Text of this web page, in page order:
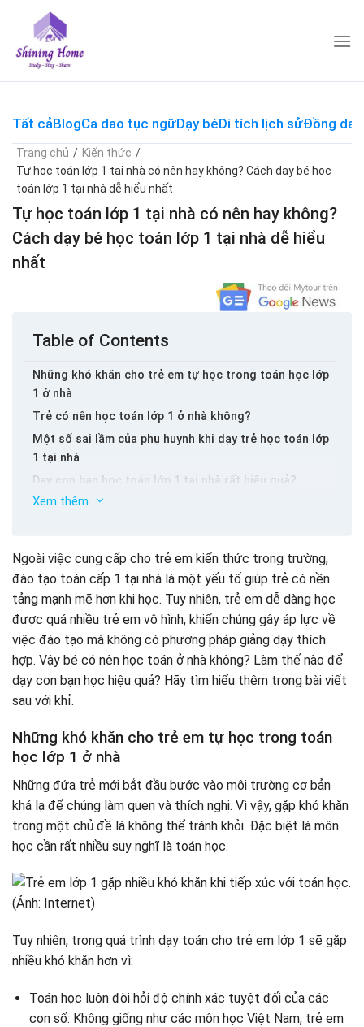
content
Tất cảBlogCa dao tục ngữDạy béDi tích lịch sửĐồng dao
Trang chủ / Kiến thức /
Tự học toán lớp 1 tại nhà có nên hay không? Cách dạy bé học
toán lớp 1 tại nhà dễ hiểu nhất
Tự học toán lớp 1 tại nhà có nên hay không?
Cách dạy bé học toán lớp 1 tại nhà dễ hiểu
nhất
Table of Contents
Những khó khăn cho trẻ em tự học trong toán học lớp
1 ở nhà
Trẻ có nên học toán lớp 1 ở nhà không?
Một số sai lầm của phụ huynh khi dạy trẻ học toán lớp
1 tại nhà
Dạy con bạn học toán lớp 1 tại nhà rất hiệu quả?
Giúp bé hiểu ý nghĩa của các con số
với các công cụ hỗ trợ
Nên kết hợp chơi và học tập – học và chơi
Chọn Shining Home – Gia đình Anh Ngữ Math – Phần mềm
tự học cho lớp 1 tại nhà cho em bé hiệu quả
Một số ghi chú khi hướng dẫn em bé của bạn tự học
trong môn toán lớp 1 tại nhà
Kết luận
Xem thêm
Ngoài việc cung cấp cho trẻ em kiến ​​thức trong trường,
đào tạo toán cấp 1 tại nhà là một yếu tố giúp trẻ có nền
tảng mạnh mẽ hơn khi học. Tuy nhiên, trẻ em dễ dàng học
được quá nhiều trẻ em vô hình, khiến chúng gây áp lực về
việc đào tạo mà không có phương pháp giảng dạy thích
hợp. Vậy bé có nên học toán ở nhà không? Làm thế nào để
dạy con bạn học hiệu quả? Hãy tìm hiểu thêm trong bài viết
sau với khỉ.
Những khó khăn cho trẻ em tự học trong toán
học lớp 1 ở nhà
Những đứa trẻ mới bắt đầu bước vào môi trường cơ bản
khá lạ để chúng làm quen và thích nghi. Vì vậy, gặp khó khăn
trong một chủ đề là không thể tránh khỏi. Đặc biệt là môn
học cần rất nhiều suy nghĩ là toán học.
Tuy nhiên, trong quá trình dạy toán cho trẻ em lớp 1 sẽ gặp
nhiều khó khăn hơn vì:
Toán học luôn đòi hỏi độ chính xác tuyệt đối của các
con số: Không giống như các môn học Việt Nam, trẻ em